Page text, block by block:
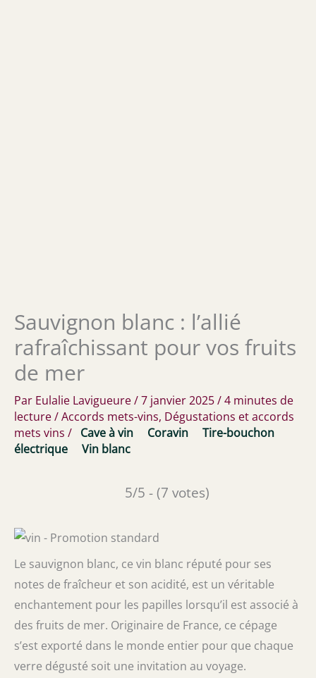
Sauvignon blanc : l’allié
rafraîchissant pour vos fruits
de mer
Par Eulalie Lavigueure/7 janvier 2025/4 minutes de
lecture/Accords mets-vins, Dégustations et accords
mets vins / Cave à vin Coravin
Tire-bouchon
électrique
Vin blanc
5/5 - (7 votes)
Le sauvignon blanc, ce vin blanc réputé pour ses
notes de fraîcheur et son acidité, est un véritable
enchantement pour les papilles lorsqu’il est associé à
des fruits de mer. Originaire de France, ce cépage
s’est exporté dans le monde entier pour que chaque
verre dégusté soit une invitation au voyage.